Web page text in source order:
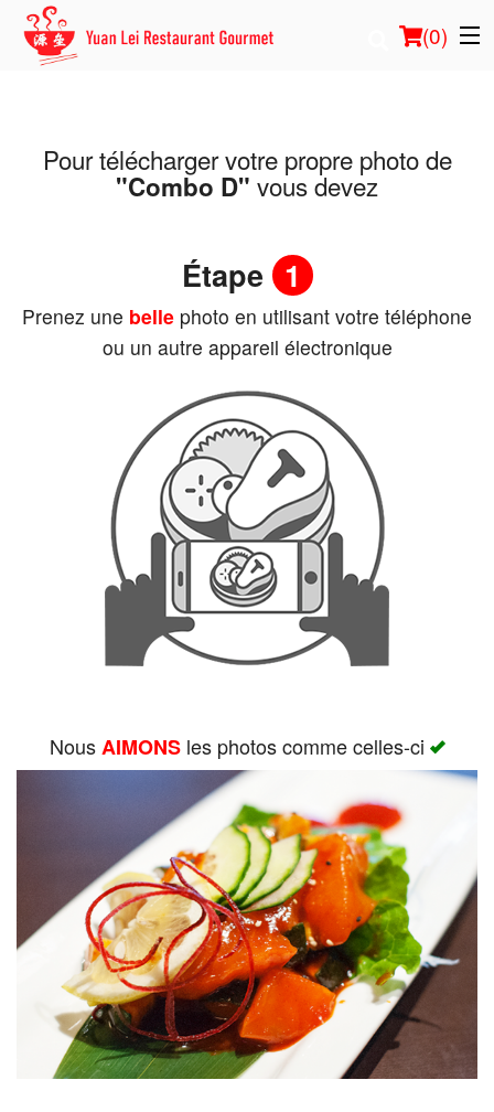
(0)
Commander en ligne
Connection
Rechercher
Pour télécharger votre propre photo de
"Combo D" vous devez
Étape 1
Prenez une belle photo en utilisant votre téléphone
ou un autre appareil électronique
NousAIMONSles photos comme celles-ci